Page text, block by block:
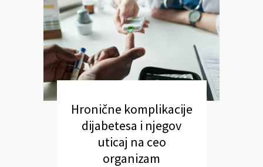
Hronične komplikacije
dijabetesa i njegov
uticaj na ceo
organizam